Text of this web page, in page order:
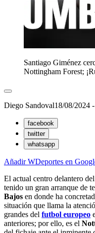
Santiago Giménez
Nottingham Forest;
Diego Sandoval18/08/2024
facebook
twitter
whatsapp
Añadir WDeportes en
El actual centro delantero del
tenido un gran arranque de
Bajos en donde ha
situación que llama la
grandes del futbol europeo
anteriores; por ello, es el